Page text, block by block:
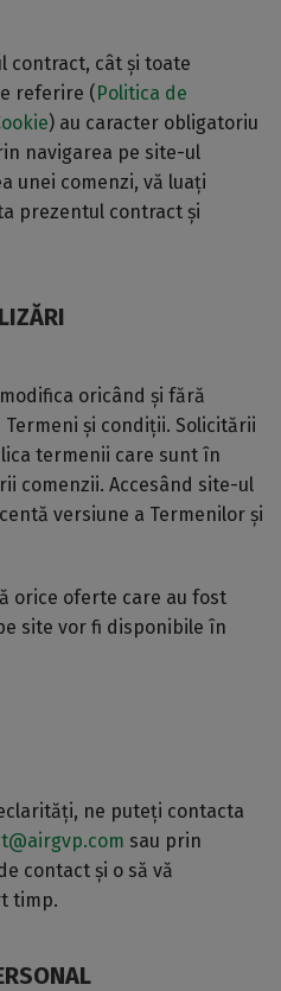
contract, cât și toate
referire (Politica de
) au caracter obligatoriu
navigarea pe site-ul
unei comenzi, vă luați
prezentul contract și
oricând și fără
și condiții. Solicitării
termenii care sunt în
comenzii. Accesând site-ul
versiune a Termenilor și
orice oferte care au fost
site vor fi disponibile în
ne puteți contacta
sau prin
contact și o să vă
timp.